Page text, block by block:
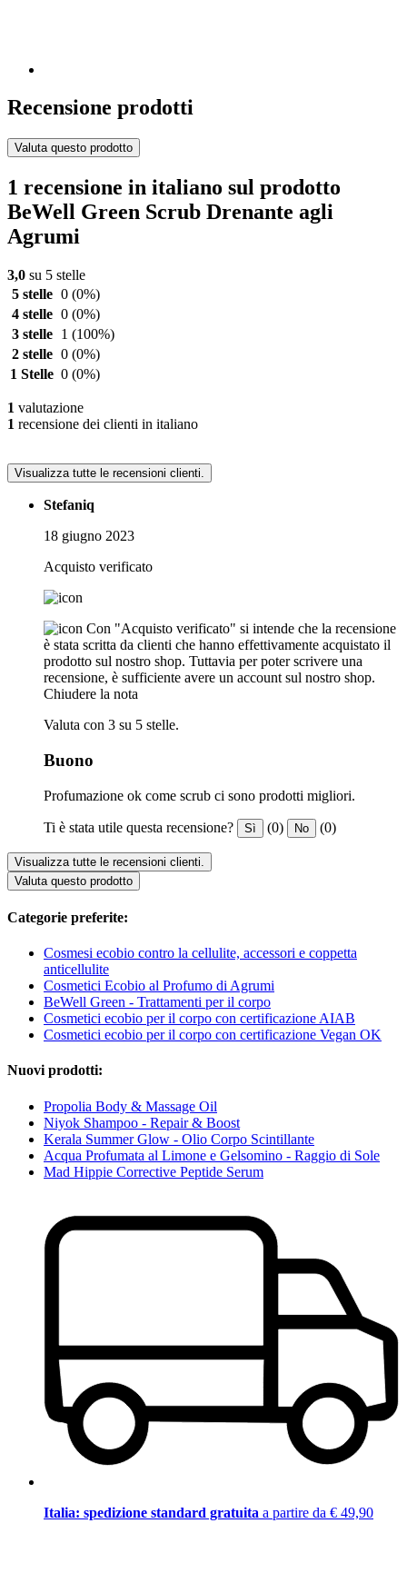
Recensione prodotti
Valuta questo prodotto
1 recensione in italiano sul prodotto
BeWell Green Scrub Drenante agli
Agrumi
3,0 su 5 stelle
5 stelle 0 (0%)
4 stelle 0 (0%)
3 stelle
1 (100%)
2 stelle 0 (0%)
1 Stelle 0 (0%)
1 valutazione
1 recensione dei clienti in italiano
Visualizza tutte le recensioni clienti.
Stefaniq
18 giugno 2023
Acquisto verificato
Con "Acquisto verificato" si intende che la recensione
è stata scritta da clienti che hanno effettivamente acquistato il
prodotto sul nostro shop. Tuttavia per poter scrivere una
recensione, è sufficiente avere un account sul nostro shop.
Chiudere la nota
Valuta con 3 su 5 stelle.
Buono
Profumazione ok come scrub ci sono prodotti migliori.
Ti è stata utile questa recensione? Sì (0) No (0)
Visualizza tutte le recensioni clienti.
Valuta questo prodotto
Categorie preferite:
Cosmesi ecobio contro la cellulite, accessori e coppetta
anticellulite
Cosmetici Ecobio al Profumo di Agrumi
BeWell Green - Trattamenti per il corpo
Cosmetici ecobio per il corpo con certificazione AIAB
Cosmetici ecobio per il corpo con certificazione Vegan OK
Nuovi prodotti:
Propolia Body & Massage Oil
Niyok Shampoo - Repair & Boost
Kerala Summer Glow - Olio Corpo Scintillante
Acqua Profumata al Limone e Gelsomino - Raggio di Sole
Mad Hippie Corrective Peptide Serum
Italia: spedizione standard gratuita a partire da € 49,90